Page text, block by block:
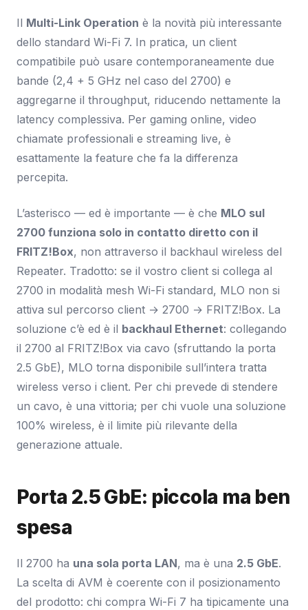
Il Multi-Link Operation è la novità più interessante
dello standard Wi-Fi 7. In pratica, un client
compatibile può usare contemporaneamente due
bande (2,4 + 5 GHz nel caso del 2700) e
aggregarne il throughput, riducendo nettamente la
latency complessiva. Per gaming online, video
chiamate professionali e streaming live, è
esattamente la feature che fa la differenza
percepita.
L’asterisco — ed è importante — è che MLO sul
2700 funziona solo in contatto diretto con il
FRITZ!Box, non attraverso il backhaul wireless del
Repeater. Tradotto: se il vostro client si collega al
2700 in modalità mesh Wi-Fi standard, MLO non si
attiva sul percorso client → 2700 → FRITZ!Box. La
soluzione c’è ed è il backhaul Ethernet: collegando
il 2700 al FRITZ!Box via cavo (sfruttando la porta
2.5 GbE), MLO torna disponibile sull’intera tratta
wireless verso i client. Per chi prevede di stendere
un cavo, è una vittoria; per chi vuole una soluzione
100% wireless, è il limite più rilevante della
generazione attuale.
Porta 2.5 GbE: piccola ma ben
spesa
Il 2700 ha una sola porta LAN, ma è una 2.5 GbE.
La scelta di AVM è coerente con il posizionamento
del prodotto: chi compra Wi-Fi 7 ha tipicamente una